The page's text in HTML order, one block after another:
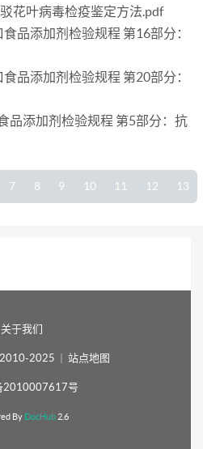
花叶病毒检疫鉴定方法.pdf
品添加剂检验规程 第16部分：
品添加剂检验规程 第20部分：
品添加剂检验规程 第5部分：抗
7 8 9 10 11 12 13
关于我们
2025 站点地图
2010007617号
By DocHub2.6